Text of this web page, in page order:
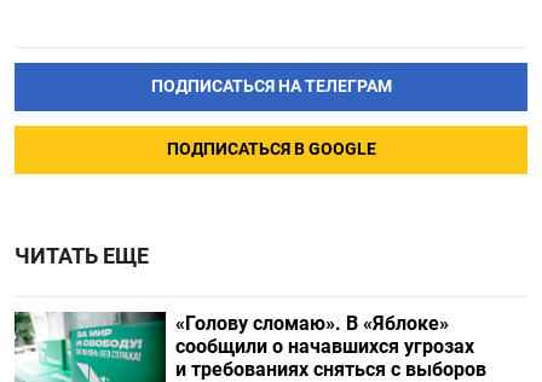
ПОДПИСАТЬСЯ НА ТЕЛЕГРАМ
ПОДПИСАТЬСЯ В GOOGLE
ЧИТАТЬ ЕЩЕ
«Голову сломаю». В «Яблоке»
сообщили о начавшихся угрозах
и требованиях сняться с выборов